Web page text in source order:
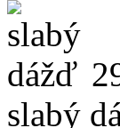
slabý